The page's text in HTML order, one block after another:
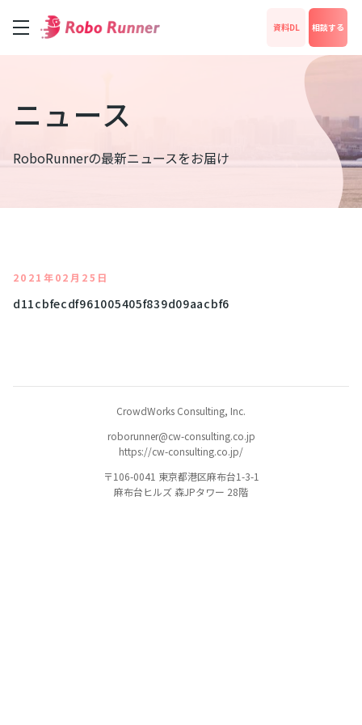
運営会社
資料DL 相談する
ニュース
RoboRunnerの最新ニュースをお届け
2021年02月25日
d11cbfecdf961005405f839d09aacbf6
CrowdWorks Consulting, Inc.
roborunner@cw-consulting.co.jp
https://cw-consulting.co.jp/
〒106-0041 東京都港区麻布台1-3-1
麻布台ヒルズ 森JPタワー 28階